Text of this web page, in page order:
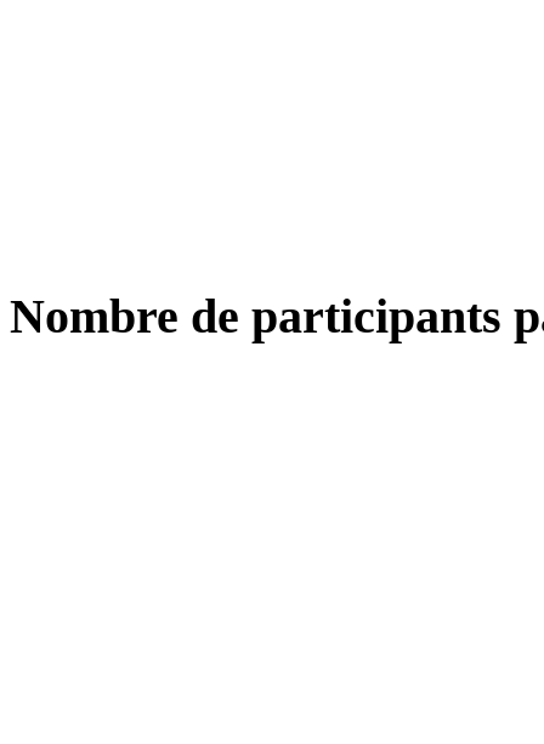
Nombre de participants